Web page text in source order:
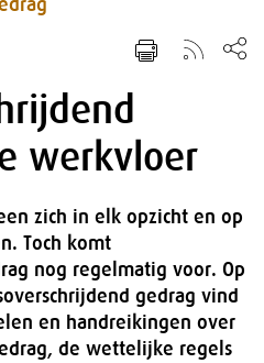
werkvloer
zich in elk opzicht en op
Toch komt
nog regelmatig voor. Op
gedrag vind
en handreikingen over
de wettelijke regels